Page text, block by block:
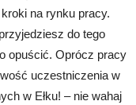
na rynku pracy.
do tego
opuścić. Oprócz pracy
uczestniczenia w
w Ełku! – nie wahaj